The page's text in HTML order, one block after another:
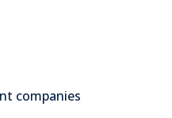
companies